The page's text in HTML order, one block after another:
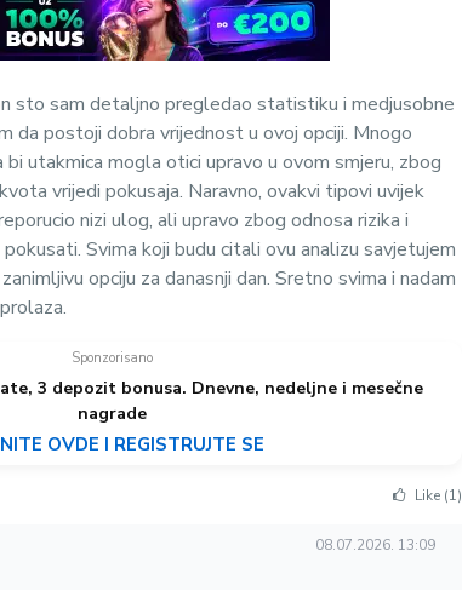
sto sam detaljno pregledao statistiku i medjusobne
da postoji dobra vrijednost u ovoj opciji. Mnogo
utakmica mogla otici upravo u ovom smjeru, zbog
vrijedi pokusaja. Naravno, ovakvi tipovi uvijek
nizi ulog, ali upravo zbog odnosa rizika i
Svima koji budu citali ovu analizu savjetujem
opciju za danasnji dan. Sretno svima i nadam
Sponzorisano
3 depozit bonusa. Dnevne, nedeljne i mesečne
nagrade
OVDE I REGISTRUJTE SE
Like (1)
08.07.2026. 13:09